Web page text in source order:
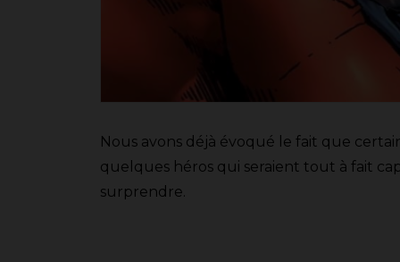
Nous avons déjà évoqué le fait que
quelques héros qui seraient tout à fait
surprendre.